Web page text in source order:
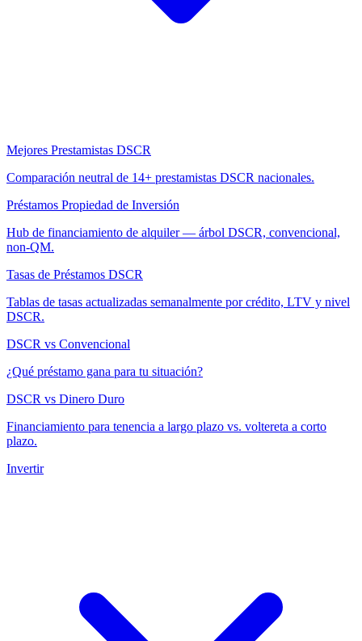
Mejores Prestamistas DSCR
Comparación neutral de 14+ prestamistas DSCR nacionales.
Préstamos Propiedad de Inversión
Hub de financiamiento de alquiler — árbol DSCR, convencional,
non-QM.
Tasas de Préstamos DSCR
Tablas de tasas actualizadas semanalmente por crédito, LTV y nivel
DSCR.
DSCR vs Convencional
¿Qué préstamo gana para tu situación?
DSCR vs Dinero Duro
Financiamiento para tenencia a largo plazo vs. voltereta a corto
plazo.
Invertir